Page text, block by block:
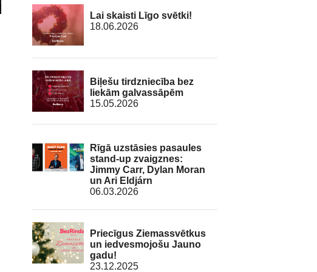
Lai skaisti Līgo svētki!
18.06.2026
Biļešu tirdzniecība bez
liekām galvassāpēm
15.05.2026
Rīgā uzstāsies pasaules
stand-up zvaigznes:
Jimmy Carr, Dylan Moran
un Ari Eldjárn
06.03.2026
Priecīgus Ziemassvētkus
un iedvesmojošu Jauno
gadu!
23.12.2025